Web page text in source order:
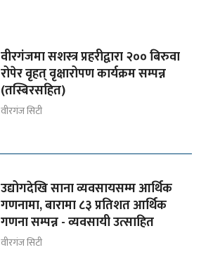
वीरगंजमा सशस्त्र प्रहरीद्वारा २०० बिरुवा
रोपेर वृहत् वृक्षारोपण कार्यक्रम सम्पन्न
(तस्बिरसहित)
वीरगंज सिटी
उद्योगदेखि साना व्यवसायसम्म आर्थिक
गणनामा, बारामा ८३ प्रतिशत आर्थिक
गणना सम्पन्न - व्यवसायी उत्साहित
वीरगंज सिटी